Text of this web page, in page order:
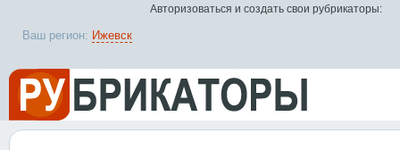
Ваш регион: Ижевск
Авторизоваться и создать свои рубрикаторы: